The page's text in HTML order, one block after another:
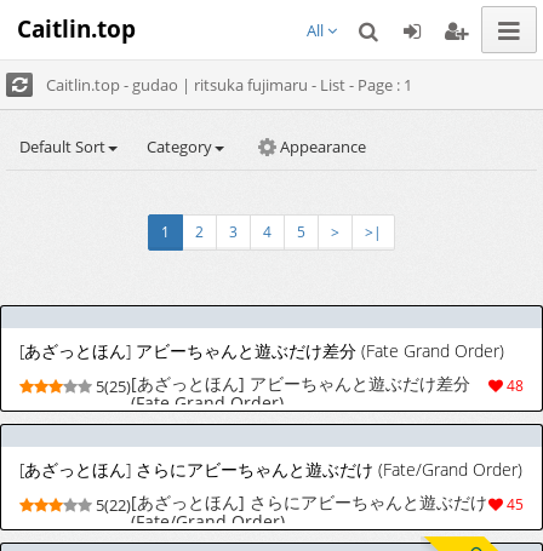
Caitlin.top All
Caitlin.top - gudao | ritsuka fujimaru - List - Page : 1
Default Sort Category Appearance
1 2 3 4 5 > >|
[あざっとほん] アビーちゃんと遊ぶだけ差分 (Fate Grand Order)
48
5(25)[あざっとほん] アビーちゃんと遊ぶだけ差分
(Fate Grand Order)
[あざっとほん] さらにアビーちゃんと遊ぶだけ (Fate/Grand Order)
45
5(22)[あざっとほん] さらにアビーちゃんと遊ぶだけ
(Fate/Grand Order)